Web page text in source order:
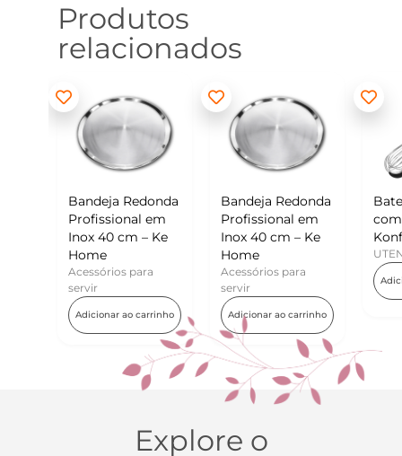
Produtos
relacionados
Bandeja Redonda
Profissional em
Inox 40 cm – Ke
Home
Acessórios para
Adicionar ao carrinho
Batedor de Ovos
com Raspador –
Konfektt
UTENSÍLIOS
Adicionar ao carrinho
Explore o